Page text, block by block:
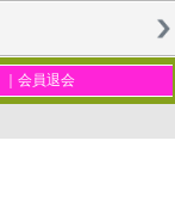
会員退会